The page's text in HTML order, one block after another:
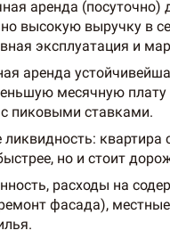
аренда (посуточно)
высокую выручку в
эксплуатация и
аренда
месячную плату
пиковыми ставками.
ликвидность: квартира
но и стоит
расходы на
фасада),